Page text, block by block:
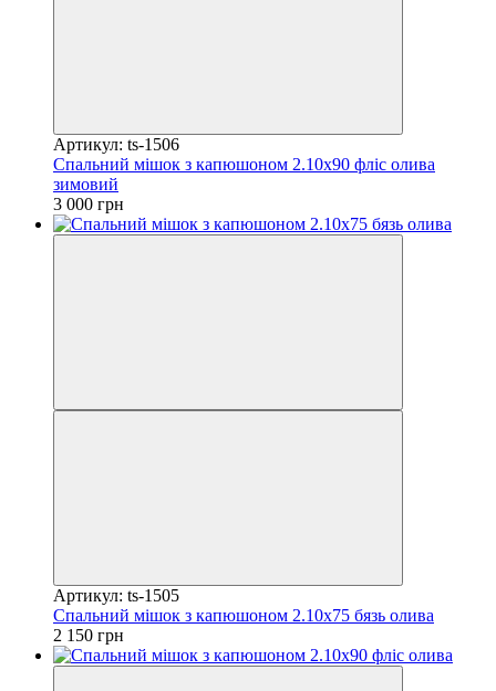
Артикул: ts-1506
Спальний мішок з капюшоном 2.10х90 фліс олива
зимовий
3 000 грн
Артикул: ts-1505
Спальний мішок з капюшоном 2.10х75 бязь олива
2 150 грн